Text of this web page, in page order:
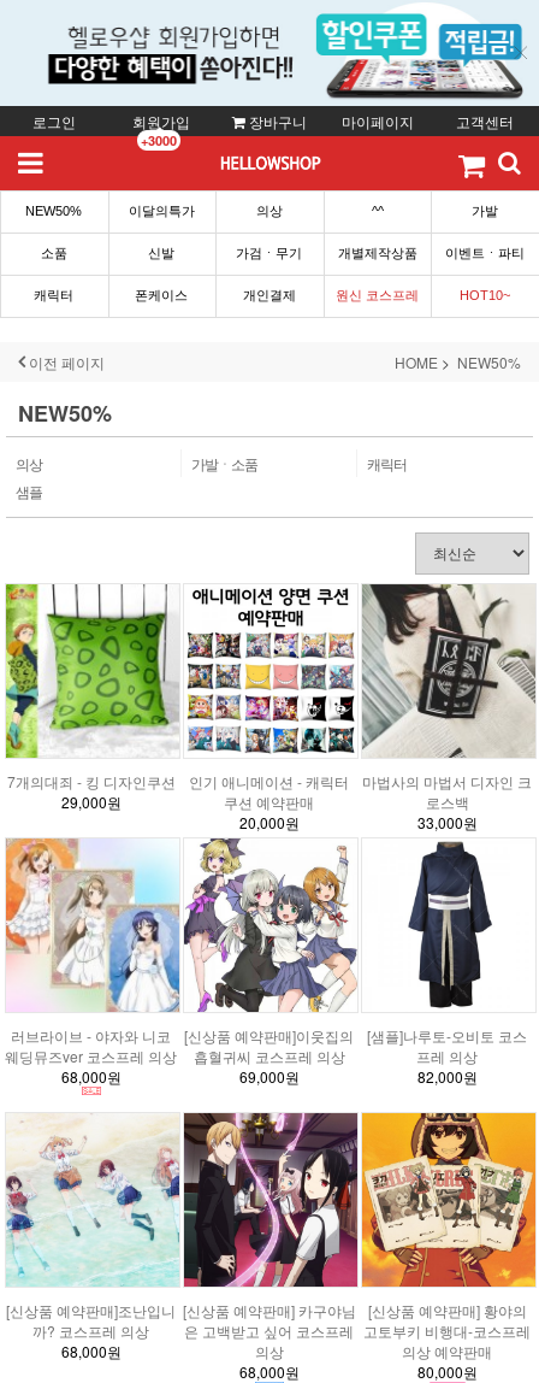
로그인 회원가입
+3000
장바구니 마이페이지 고객센터
NEW50% 이달의특가 의상 ^^ 가발
소품 신발 가검ㆍ무기 개별제작상품 이벤트ㆍ파티
캐릭터 폰케이스 개인결제 원신 코스프레 HOT10~
이전 페이지 HOME NEW50%
NEW50%
의상 가발ㆍ소품
캐릭터
샘플
7개의대죄 - 킹 디자인쿠션
29,000원
인기 애니메이션 - 캐릭터
쿠션 예약판매
20,000원
마법사의 마법서 디자인 크
로스백
33,000원
러브라이브 - 야자와 니코
웨딩뮤즈ver 코스프레 의상
68,000원
[신상품 예약판매]이웃집의
흡혈귀씨 코스프레 의상
69,000원
[샘플]나루토-오비토 코스
프레 의상
82,000원
[신상품 예약판매]조난입니
까? 코스프레 의상
68,000원
[신상품 예약판매] 카구야님
은 고백받고 싶어 코스프레
의상
68,000원
[신상품 예약판매] 황야의
고토부키 비행대-코스프레
의상 예약판매
80,000원